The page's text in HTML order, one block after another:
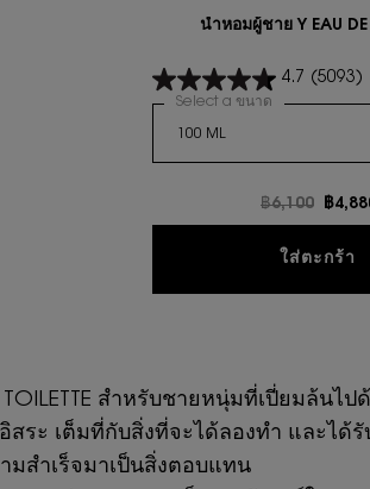
นํ้าหอมผู้ชาย Y EAU DE
4.7 (5093)
Select a ขนาด for นํ้าหอมผู้ชา
ราคาเก่า
฿6,100 ราคาใ
฿
ใส่ตะกร้า
สำหรับชายหนุ่มที่เปี่ยมล้น
ระ เต็มที่กับสิ่งที่จะได้ลองทำ และได้
มสำเร็จมาเป็นสิ่งตอบแทน